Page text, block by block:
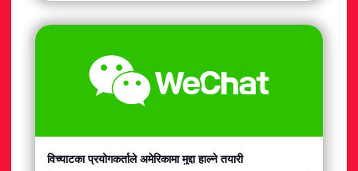
विच्याटका प्रयोगकर्ताले अमेरिकामा मुद्दा हाल्ने तयारी